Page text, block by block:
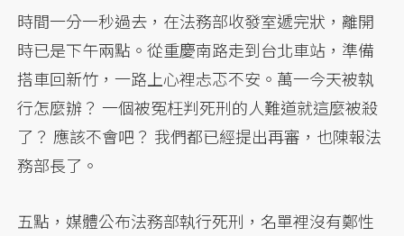
時間一分一秒過去，在法務部收發室遞完狀，離開
時已是下午兩點。從重慶南路走到台北車站，準備
搭車回新竹，一路上心裡忐忑不安。萬一今天被執
行怎麼辦？ 一個被冤枉判死刑的人難道就這麼被殺
了？ 應該不會吧？ 我們都已經提出再審，也陳報法
務部長了。
五點，媒體公布法務部執行死刑，名單裡沒有鄭性